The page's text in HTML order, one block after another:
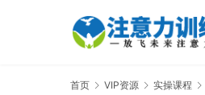
首页 VIP资源 实操课程